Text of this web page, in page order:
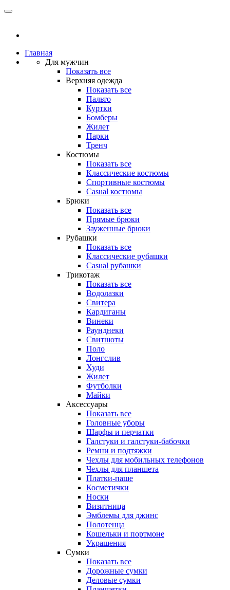
Главная
Для мужчин
Показать все
Верхняя одежда
Показать все
Пальто
Куртки
Бомберы
Жилет
Парки
Тренч
Костюмы
Показать все
Классические костюмы
Спортивные костюмы
Casual костюмы
Брюки
Показать все
Прямые брюки
Зауженные брюки
Рубашки
Показать все
Классические рубашки
Casual рубашки
Трикотаж
Показать все
Водолазки
Свитера
Кардиганы
Винеки
Раунднеки
Свитшоты
Поло
Лонгслив
Худи
Жилет
Футболки
Майки
Аксессуары
Показать все
Головные уборы
Шарфы и перчатки
Галстуки и галстуки-бабочки
Ремни и подтяжки
Чехлы для мобильных телефонов
Чехлы для планшета
Платки-паше
Косметички
Носки
Визитница
Эмблемы для джинс
Полотенца
Кошельки и портмоне
Украшения
Сумки
Показать все
Дорожные сумки
Деловые сумки